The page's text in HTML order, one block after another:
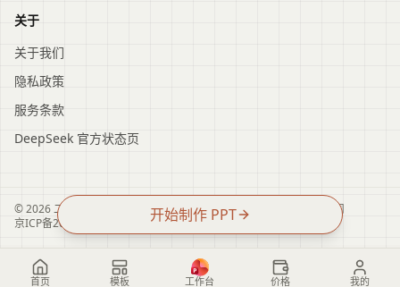
开始制作 PPT
关于
关于我们
隐私政策
服务条款
DeepSeek 官方状态页
© 2026 二狗PPT. All rights reserved.·零壹矩阵（北京）科技有限公司
京ICP备2025156408号-3
京公网安备11011402055493号
首页 模板 工作台 价格 我的